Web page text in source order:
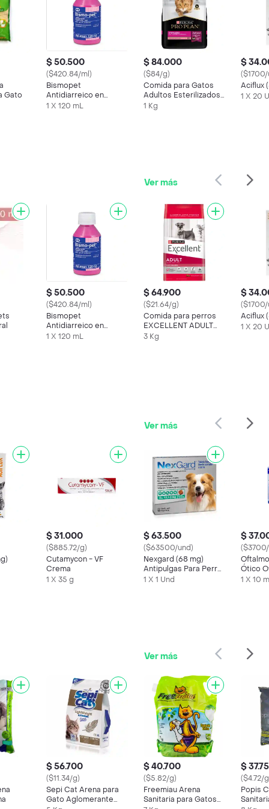
Gato
$ 50.500
($420.84/ml)
Bismopet
Antidiarreico en
Suspension Oral para
1 X 120 mL
$ 84.000
($84/g)
Comida para Gatos
Adultos Esterilizados
Purina Pro Plan x 1 kg
1 Kg
$
Aciflux
1 X 20
Ver más
$ 50.500
($420.84/ml)
Bismopet
Antidiarreico en
Suspension Oral para
1 X 120 mL
$ 64.900
($21.64/g)
Comida para perros
EXCELLENT ADULT
Razas Pequeñas x 3 kg
3 Kg
$
Aciflux
1 X 20
Ver más
$ 31.000
($885.72/g)
Cutamycon - VF
Crema
1 X 35 g
$ 63.500
($63500/und)
Nexgard (68 mg)
Antipulgas Para Perro
10.1-25 Kg
1 X 1 Und
$
Ótico
1 X 10
Ver más
$ 56.700
($11.34/g)
Sepi Cat Arena para
Gato Aglomerante
$ 40.700
($5.82/g)
Freemiau Arena
Sanitaria para Gatos
$
($4.72/
Popis